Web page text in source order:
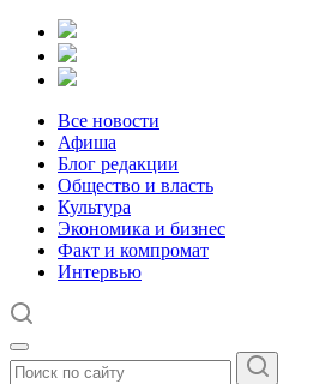
Все новости
Афиша
Блог редакции
Общество и власть
Культура
Экономика и бизнес
Факт и компромат
Интервью